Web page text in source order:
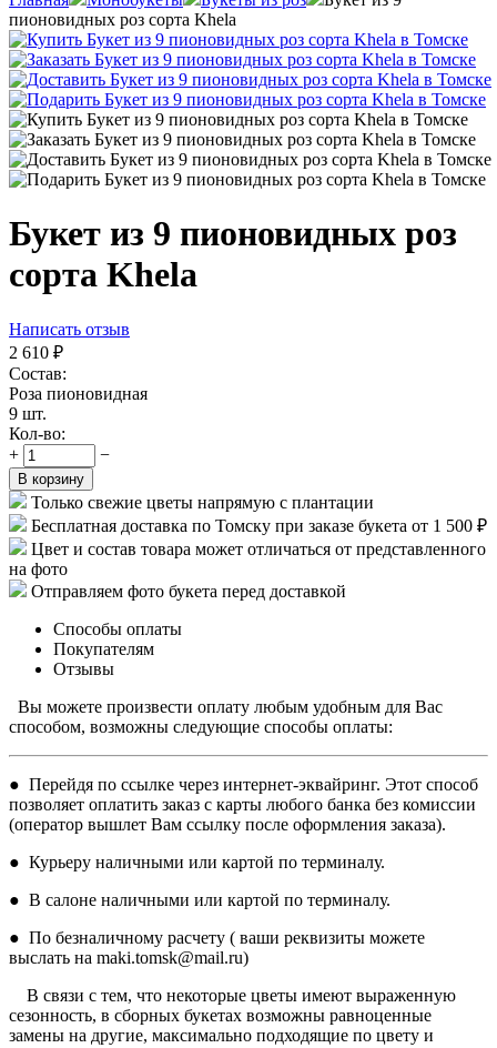
пионовидных роз сорта Khela
Букет из 9 пионовидных роз
сорта Khela
Написать отзыв
2 610 ₽
Состав:
Роза пионовидная
9 шт.
Кол-во:
+
−
В корзину
Только свежие цветы напрямую с плантации
Бесплатная доставка по Томску при заказе букета от 1 500 ₽
Цвет и состав товара может отличаться от представленного
на фото
Отправляем фото букета перед доставкой
Способы оплаты
Покупателям
Отзывы
Вы можете произвести оплату любым удобным для Вас
способом, возможны следующие способы оплаты:
● Перейдя по ссылке через интернет-эквайринг. Этот способ
позволяет оплатить заказ с карты любого банка без комиссии
(оператор вышлет Вам ссылку после оформления заказа).
● Курьеру наличными или картой по терминалу.
● В салоне наличными или картой по терминалу.
● По безналичному расчету ( ваши реквизиты можете
выслать на maki.tomsk@mail.ru)
В связи с тем, что некоторые цветы имеют выраженную
сезонность, в сборных букетах возможны равноценные
замены на другие, максимально подходящие по цвету и